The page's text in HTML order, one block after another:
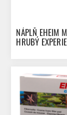
NÁPLŇ EHEIM
HRUBÝ